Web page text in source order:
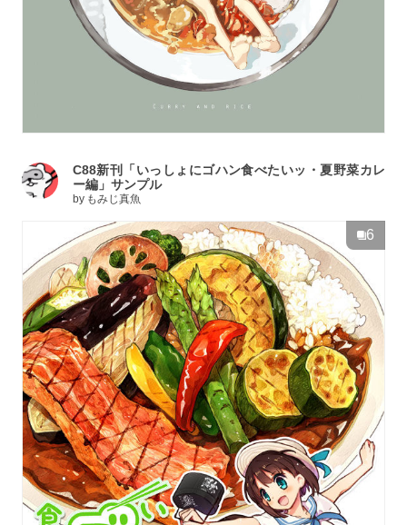
C88新刊「いっしょにゴハン食べたいッ・夏野菜カレ
ー編」サンプル
by もみじ真魚
6